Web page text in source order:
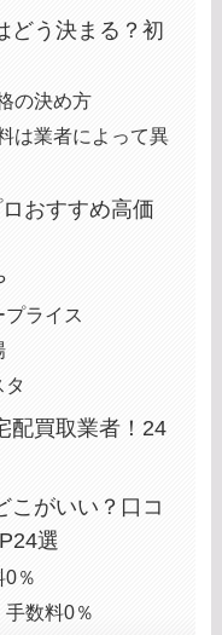
どう決まる？初
の決め方
は業者によって異
おすすめ高価
プライス
タ
配買取業者！24
こがいい？口コ
選
％
数料0％